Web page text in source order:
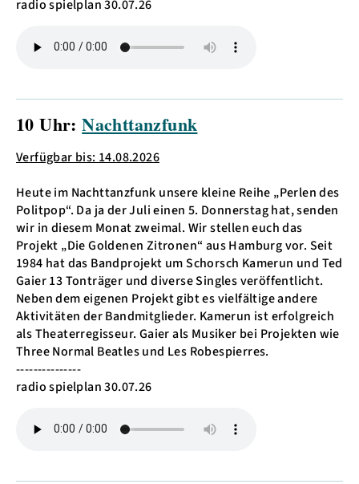
radio spielplan 30.07.26
10 Uhr:Nachttanzfunk
Verfügbar bis: 14.08.2026
Heute im Nachttanzfunk unsere kleine Reihe „Perlen des
Politpop“. Da ja der Juli einen 5. Donnerstag hat, senden
wir in diesem Monat zweimal. Wir stellen euch das
Projekt „Die Goldenen Zitronen“ aus Hamburg vor. Seit
1984 hat das Bandprojekt um Schorsch Kamerun und Ted
Gaier 13 Tonträger und diverse Singles veröffentlicht.
Neben dem eigenen Projekt gibt es vielfältige andere
Aktivitäten der Bandmitglieder. Kamerun ist erfolgreich
als Theaterregisseur. Gaier als Musiker bei Projekten wie
Three Normal Beatles und Les Robespierres.
---------------
radio spielplan 30.07.26